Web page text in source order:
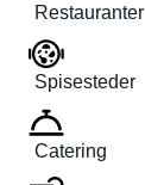
Restauranter
Spisesteder
Catering